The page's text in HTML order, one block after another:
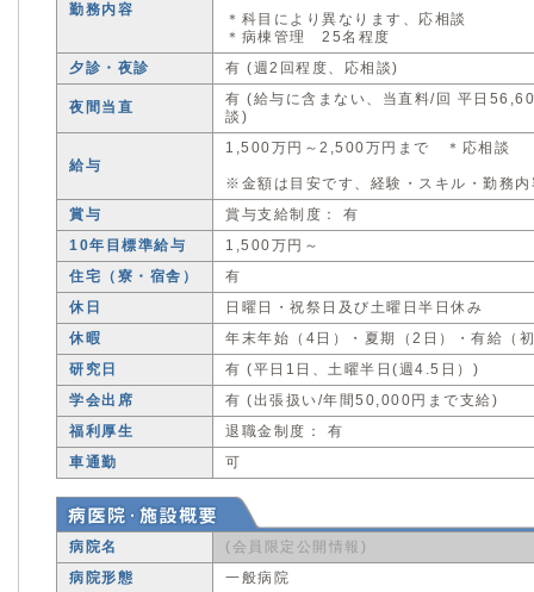
勤務内容
＊科目により異なります、応相談
＊病棟管理 25名程度
夕診・夜診
有 (週2回程度、応相談)
夜間当直
有 (給与に含まない、当直料/回 平日
談)
給与
1,500万円～2,500万円まで ＊応相談
※金額は目安です、経験・スキル・勤務
賞与
賞与支給制度： 有
10年目標準給与
1,500万円～
住宅（寮・宿舎）
有
休日
日曜日・祝祭日及び土曜日半日休み
休暇
年末年始（4日）・夏期（2日）・有給（
研究日
有 (平日1日、土曜半日(週4.5日）)
学会出席
有 (出張扱い/年間50,000円まで支給)
福利厚生
退職金制度： 有
車通勤
可
病院名
(会員限定公開情報)
病院形態
一般病院